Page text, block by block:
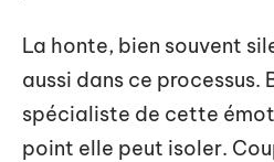
La honte, bien souvent
aussi dans ce processus.
spécialiste de cette
point elle peut isoler.